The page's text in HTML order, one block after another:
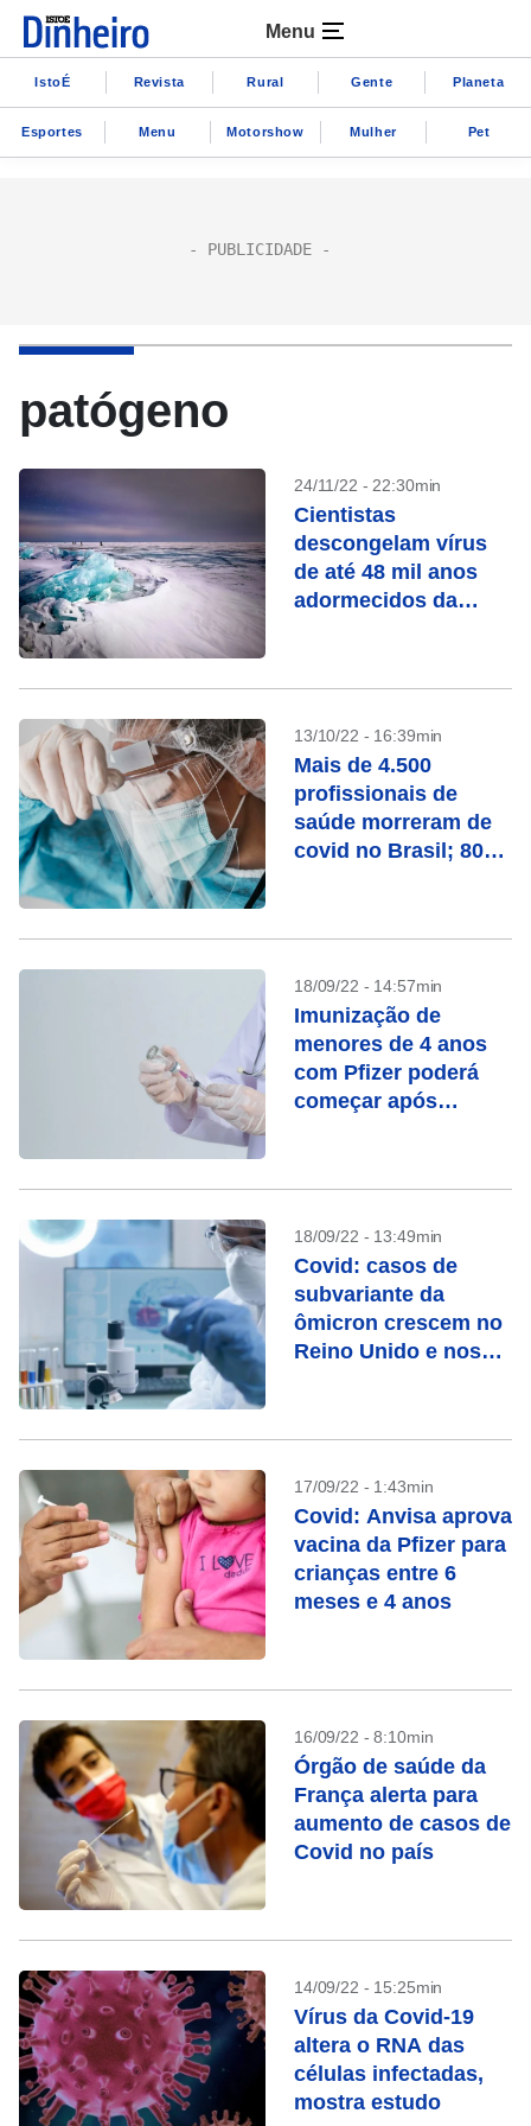
Menu
IstoÉ Revista Rural Gente Planeta
Esportes Menu Motorshow Mulher Pet
patógeno
24/11/22 - 22:30min
Cientistas
descongelam vírus
de até 48 mil anos
adormecidos da
13/10/22 - 16:39min
Mais de 4.500
profissionais de
saúde morreram de
covid no Brasil; 80%
18/09/22 - 14:57min
Imunização de
menores de 4 anos
com Pfizer poderá
começar após
ministério
18/09/22 - 13:49min
Covid: casos de
subvariante da
ômicron crescem no
Reino Unido e nos
17/09/22 - 1:43min
Covid: Anvisa aprova
vacina da Pfizer para
crianças entre 6
meses e 4 anos
16/09/22 - 8:10min
Órgão de saúde da
França alerta para
aumento de casos de
Covid no país
14/09/22 - 15:25min
Vírus da Covid-19
altera o RNA das
células infectadas,
mostra estudo